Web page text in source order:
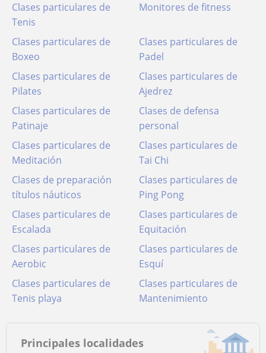
Clases particulares de
Tenis
Monitores de fitness
Clases particulares de
Boxeo
Clases particulares de
Padel
Clases particulares de
Pilates
Clases particulares de
Ajedrez
Clases particulares de
Patinaje
Clases de defensa
personal
Clases particulares de
Meditación
Clases particulares de
Tai Chi
Clases de preparación
títulos náuticos
Clases particulares de
Ping Pong
Clases particulares de
Escalada
Clases particulares de
Equitación
Clases particulares de
Aerobic
Clases particulares de
Esquí
Clases particulares de
Tenis playa
Clases particulares de
Mantenimiento
Principales localidades